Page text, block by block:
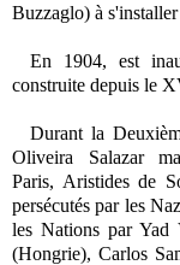
Buzzaglo) à
En 1904, est
construite depuis le
Durant la
Oliveira Salazar
Paris, Aristides de
persécutés par les
les Nations par Yad
(Hongrie), Carlos